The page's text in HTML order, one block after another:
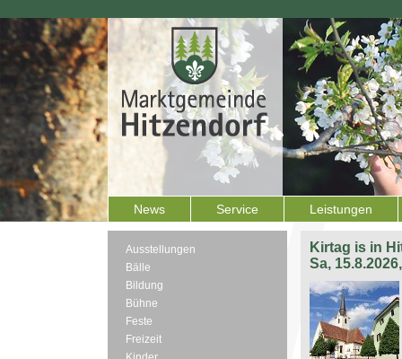
News Service Leistungen
Ausstellungen
Bälle
Bildung
Bühne
Feste
Freizeit
Kirtag is in
Sa,